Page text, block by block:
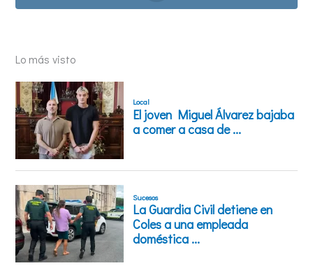
Lo más visto